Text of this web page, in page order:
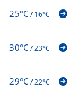
25°C/16°C
30°C/23°C
29°C/22°C